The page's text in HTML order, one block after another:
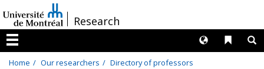
au
contenu
/Research
Menu
Liens
Langues
Home Our researchers
Directory of professors